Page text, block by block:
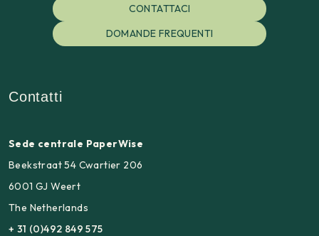
CONTATTACI
DOMANDE FREQUENTI
Contatti
Sede centrale PaperWise
Beekstraat 54 Cwartier 206
6001 GJ Weert
The Netherlands
+ 31 (0)492 849 575